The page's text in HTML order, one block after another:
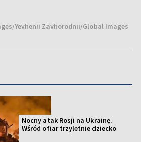
Yevhenii Zavhorodnii/Global Images
Nocny atak Rosji na Ukrainę.
Wśród ofiar trzyletnie dziecko